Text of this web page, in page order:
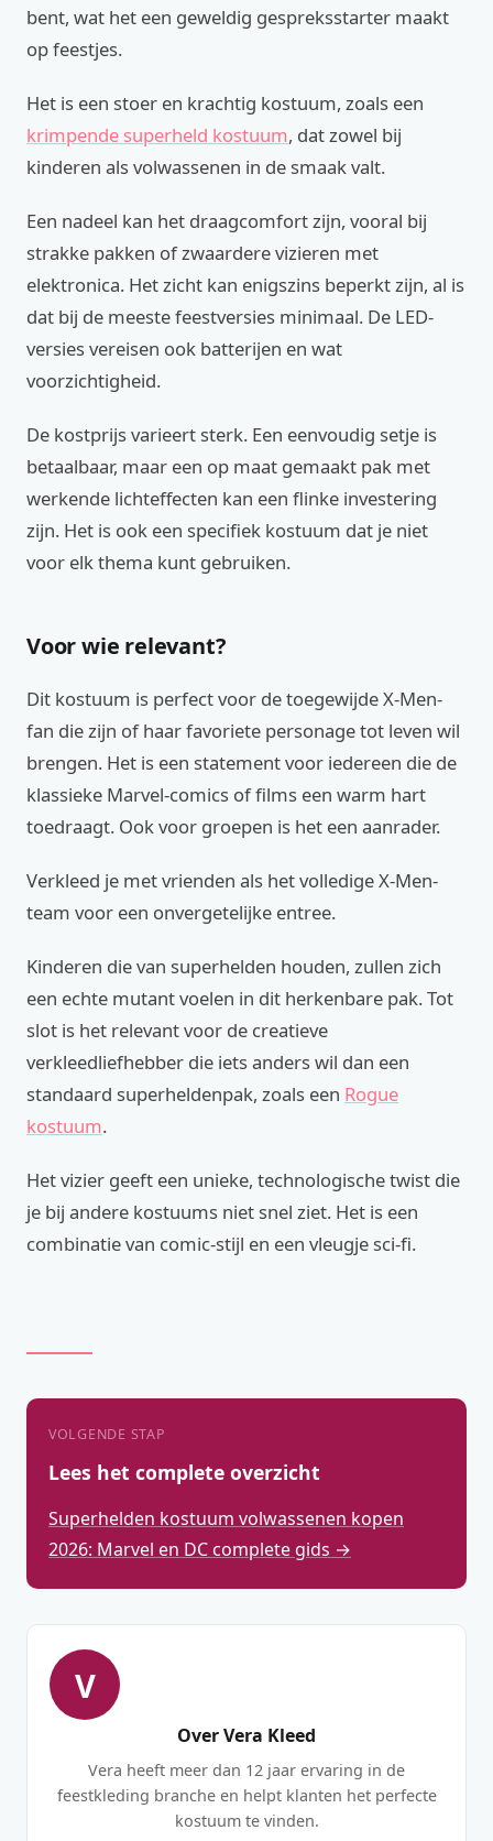
bent, wat het een geweldig gespreksstarter maakt
op feestjes.
Het is een stoer en krachtig kostuum, zoals een
krimpende superheld kostuum, dat zowel bij
kinderen als volwassenen in de smaak valt.
Een nadeel kan het draagcomfort zijn, vooral bij
strakke pakken of zwaardere vizieren met
elektronica. Het zicht kan enigszins beperkt zijn, al is
dat bij de meeste feestversies minimaal. De LED-
versies vereisen ook batterijen en wat
voorzichtigheid.
De kostprijs varieert sterk. Een eenvoudig setje is
betaalbaar, maar een op maat gemaakt pak met
werkende lichteffecten kan een flinke investering
zijn. Het is ook een specifiek kostuum dat je niet
voor elk thema kunt gebruiken.
Voor wie relevant?
Dit kostuum is perfect voor de toegewijde X-Men-
fan die zijn of haar favoriete personage tot leven wil
brengen. Het is een statement voor iedereen die de
klassieke Marvel-comics of films een warm hart
toedraagt. Ook voor groepen is het een aanrader.
Verkleed je met vrienden als het volledige X-Men-
team voor een onvergetelijke entree.
Kinderen die van superhelden houden, zullen zich
een echte mutant voelen in dit herkenbare pak. Tot
slot is het relevant voor de creatieve
verkleedliefhebber die iets anders wil dan een
standaard superheldenpak, zoals een Rogue
kostuum.
Het vizier geeft een unieke, technologische twist die
je bij andere kostuums niet snel ziet. Het is een
combinatie van comic-stijl en een vleugje sci-fi.
VOLGENDE STAP
Lees het complete overzicht
Superhelden kostuum volwassenen kopen
2026: Marvel en DC complete gids →
V
Over Vera Kleed
Vera heeft meer dan 12 jaar ervaring in de
feestkleding branche en helpt klanten het perfecte
kostuum te vinden.